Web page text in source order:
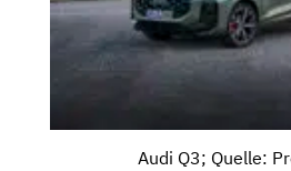
Audi Q3; Quelle: